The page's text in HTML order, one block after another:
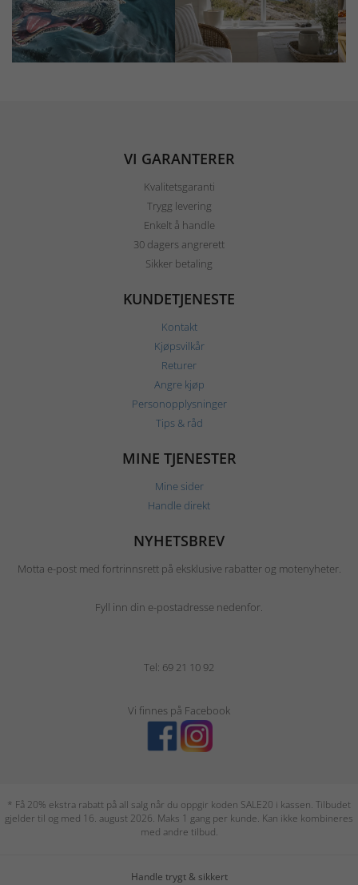
VI GARANTERER
Kvalitetsgaranti
Trygg levering
Enkelt å handle
30 dagers angrerett
Sikker betaling
KUNDETJENESTE
Kontakt
Kjøpsvilkår
Returer
Angre kjøp
Personopplysninger
Tips & råd
MINE TJENESTER
Mine sider
Handle direkt
NYHETSBREV
Motta e-post med fortrinnsrett på eksklusive rabatter og motenyheter.
Fyll inn din e-postadresse nedenfor.
Tel: 69 21 10 92
Vi finnes på Facebook
* Få 20% ekstra rabatt på all salg når du oppgir koden SALE20 i kassen. Tilbudet
gjelder til og med 16. august 2026. Maks 1 gang per kunde. Kan ikke kombineres
med andre tilbud.
Handle trygt & sikkert